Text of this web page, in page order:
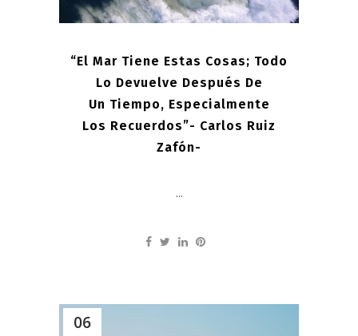
“El Mar Tiene Estas Cosas; Todo
Lo Devuelve Después De
Un Tiempo, Especialmente
Los Recuerdos”- Carlos Ruiz
Zafón-
...
06